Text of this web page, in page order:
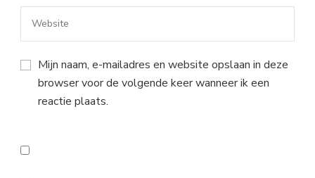
Mijn naam, e-mailadres en website opslaan in deze
browser voor de volgende keer wanneer ik een
reactie plaats.